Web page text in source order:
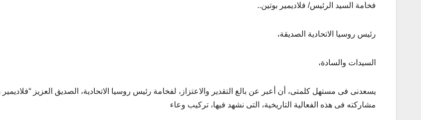
فخامة السيد الرئيس/ فلاديمير بوتين..
رئيس روسيا الاتحادية الصديقة،
السيدات والسادة،
يسعدنى فى مستهل كلمتى، أن أعبر عن بالغ التقدير والاعتزاز، لفخامة رئيس روسيا الاتحادية، الصديق العزيز “فلاديمير
مشاركته فى هذه الفعالية التاريخية، التى نشهد فيها، تركيب وعاء